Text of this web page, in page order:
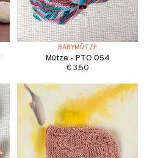
BABYMÜTZE
Mütze - PTO 054
€3.50